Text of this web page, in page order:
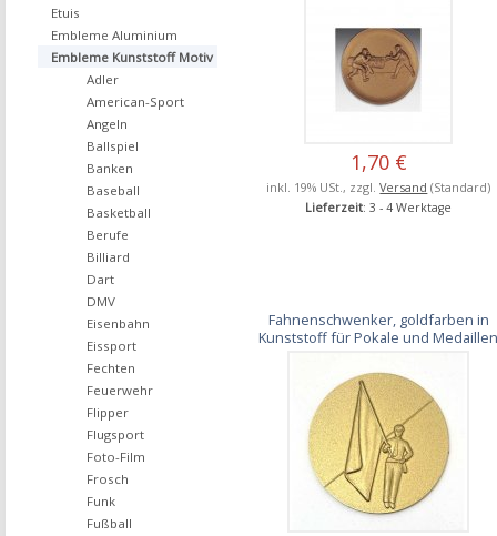
1,70 €
inkl. 19% USt., zzgl.Versand (Standard)
Lieferzeit: 3 - 4 Werktage
Fahnenschwenker, goldfarben in
Kunststoff für Pokale und
Etuis
Embleme Aluminium
Embleme Kunststoff Motiv
Adler
American-Sport
Angeln
Ballspiel
Banken
Baseball
Basketball
Berufe
Billiard
Dart
DMV
Eisenbahn
Eissport
Fechten
Feuerwehr
Flipper
Flugsport
Foto-Film
Frosch
Funk
Fußball